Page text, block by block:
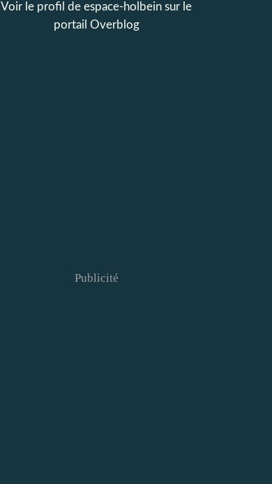
Voir le profil de espace-holbein sur le
portail Overblog
Publicité